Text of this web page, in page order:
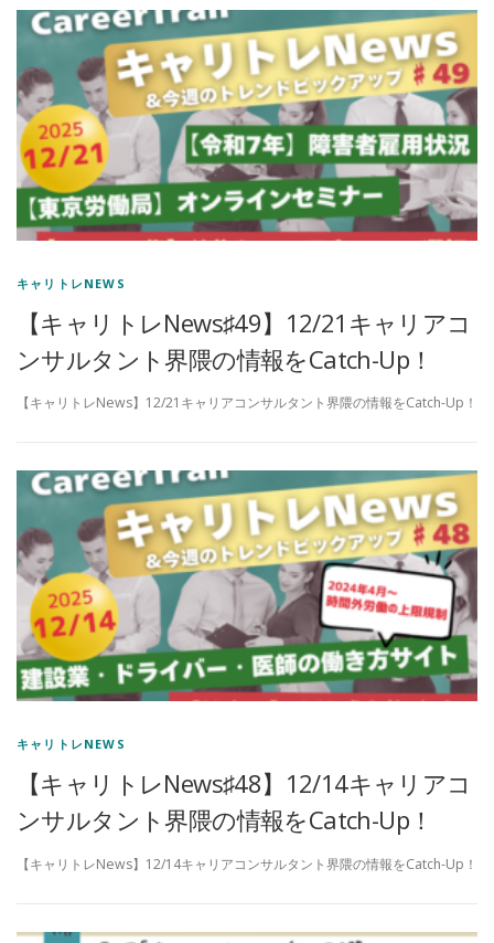
キャリトレNEWS
【キャリトレNews♯49】12/21キャリアコ
ンサルタント界隈の情報をCatch-Up！
【キャリトレNews】12/21キャリアコンサルタント界隈の情報をCatch-Up！
キャリトレNEWS
【キャリトレNews♯48】12/14キャリアコ
ンサルタント界隈の情報をCatch-Up！
【キャリトレNews】12/14キャリアコンサルタント界隈の情報をCatch-Up！